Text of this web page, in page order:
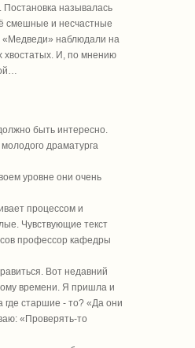
называлась
смешные и несчастные
«Медведи» наблюдали на
хвостатых. И, по мнению
быть интересно.
драматурга
уровне они очень
процессом и
Чувствующие текст
профессор кафедры
Вот недавний
времени. Я пришла и
где старшие - то? «Да они
«Проверять-то